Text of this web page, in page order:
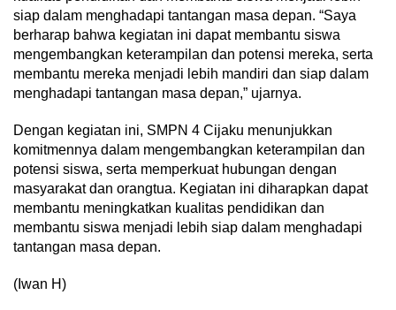
siap dalam menghadapi tantangan masa depan. “Saya
berharap bahwa kegiatan ini dapat membantu siswa
mengembangkan keterampilan dan potensi mereka, serta
membantu mereka menjadi lebih mandiri dan siap dalam
menghadapi tantangan masa depan,” ujarnya.
Dengan kegiatan ini, SMPN 4 Cijaku menunjukkan
komitmennya dalam mengembangkan keterampilan dan
potensi siswa, serta memperkuat hubungan dengan
masyarakat dan orangtua. Kegiatan ini diharapkan dapat
membantu meningkatkan kualitas pendidikan dan
membantu siswa menjadi lebih siap dalam menghadapi
tantangan masa depan.
(Iwan H)